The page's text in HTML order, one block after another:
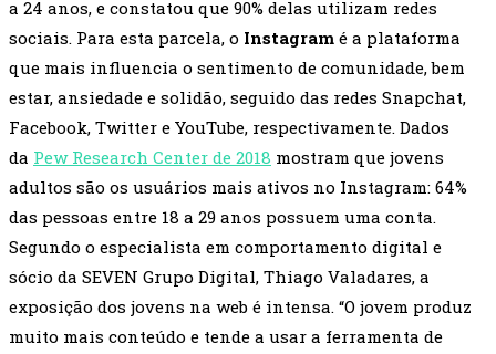
a 24 anos, e constatou que 90% delas utilizam redes
sociais. Para esta parcela, o Instagram é a plataforma
que mais influencia o sentimento de comunidade, bem
estar, ansiedade e solidão, seguido das redes Snapchat,
Facebook, Twitter e YouTube, respectivamente. Dados
da Pew Research Center de 2018 mostram que jovens
adultos são os usuários mais ativos no Instagram: 64%
das pessoas entre 18 a 29 anos possuem uma conta.
Segundo o especialista em comportamento digital e
sócio da SEVEN Grupo Digital, Thiago Valadares, a
exposição dos jovens na web é intensa. “O jovem produz
muito mais conteúdo e tende a usar a ferramenta de